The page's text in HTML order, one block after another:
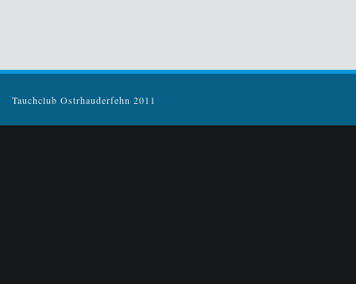
Tauchclub Ostrhauderfehn 2011